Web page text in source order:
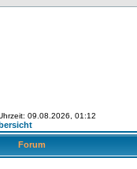
09.08.2026, 01:12
Forum